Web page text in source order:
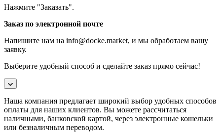
Нажмите "Заказать".
Заказ по электронной почте
Напишите нам на info@docke.market, и мы обработаем вашу
заявку.
Выберите удобный способ и сделайте заказ прямо сейчас!
Наша компания предлагает широкий выбор удобных способов
оплаты для наших клиентов. Вы можете рассчитаться
наличными, банковской картой, через электронные кошельки
или безналичным переводом.